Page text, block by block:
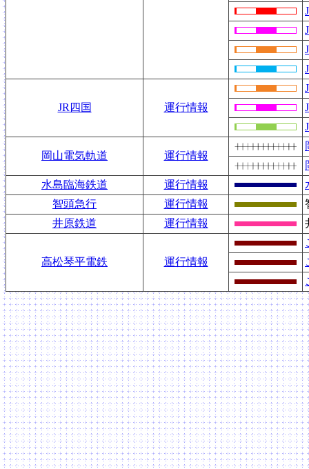
JR四国 運行情報
岡山電気軌道 運行情報
水島臨海鉄道
運行情報
智頭急行
運行情報
井原鉄道
運行情報
高松琴平電鉄 運行情報